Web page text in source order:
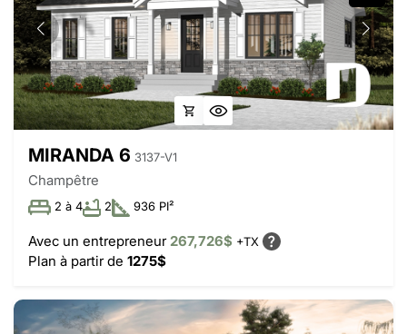
MIRANDA 6 3137-V1
Champêtre
2 à 4 2 936 PI²
Avec un entrepreneur 267,726$ +TX
Plan à partir de 1275$